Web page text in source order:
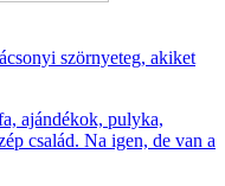
szörnyeteg, akiket
ajándékok, pulyka,
család. Na igen, de van a